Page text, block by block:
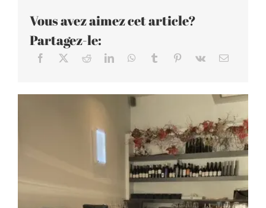
Vous avez aimez cet article?
Partagez-le: